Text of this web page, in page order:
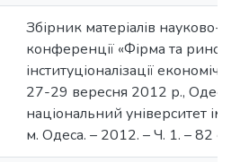
Збірник матеріалів науково-
конференції «Фірма та
інституціоналізації
27-29 вересня 2012 р.,
національний університет
м. Одеса. – 2012. – Ч. 1. – 82 с.